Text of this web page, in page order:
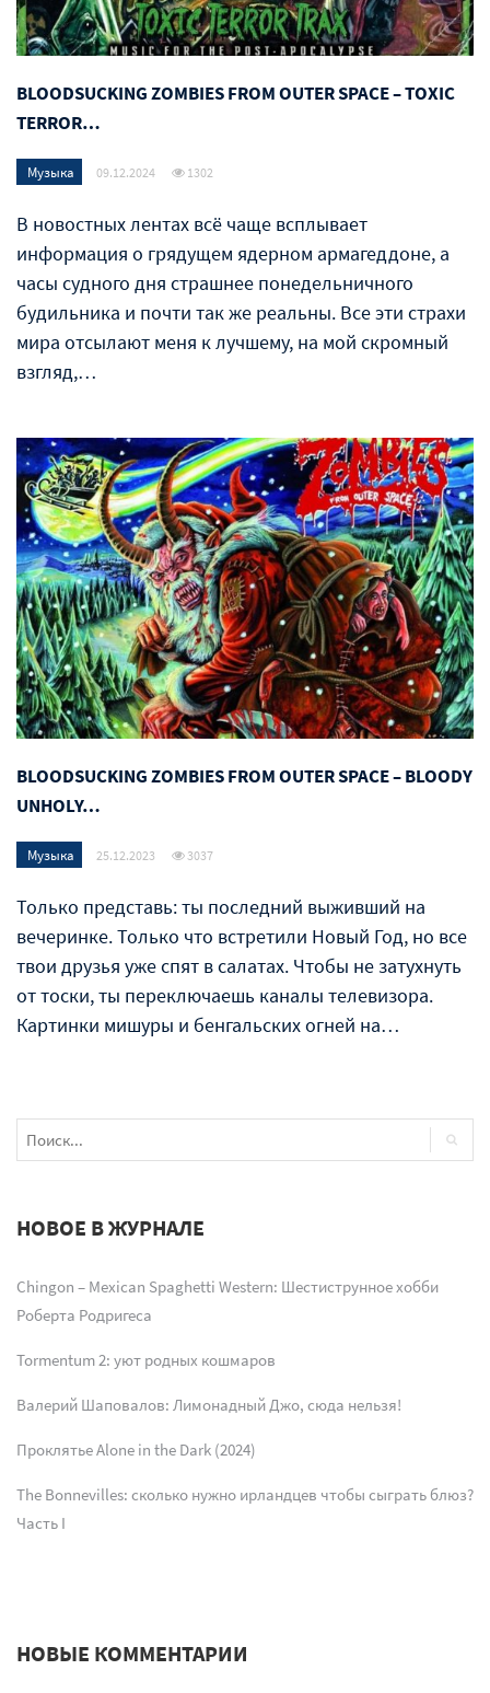
BLOODSUCKING ZOMBIES FROM OUTER SPACE – TOXIC
TERROR…
Музыка 09.12.2024 1302
В новостных лентах всё чаще всплывает
информация о грядущем ядерном армагеддоне, а
часы судного дня страшнее понедельничного
будильника и почти так же реальны. Все эти страхи
мира отсылают меня к лучшему, на мой скромный
взгляд,…
BLOODSUCKING ZOMBIES FROM OUTER SPACE – BLOODY
UNHOLY…
Музыка 25.12.2023 3037
Только представь: ты последний выживший на
вечеринке. Только что встретили Новый Год, но все
твои друзья уже спят в салатах. Чтобы не затухнуть
от тоски, ты переключаешь каналы телевизора.
Картинки мишуры и бенгальских огней на…
НОВОЕ В ЖУРНАЛЕ
Chingon – Mexican Spaghetti Western: Шестиструнное хобби
Роберта Родригеса
Tormentum 2: уют родных кошмаров
Валерий Шаповалов: Лимонадный Джо, сюда нельзя!
Проклятье Alone in the Dark (2024)
The Bonnevilles: сколько нужно ирландцев чтобы сыграть блюз?
Часть I
НОВЫЕ КОММЕНТАРИИ